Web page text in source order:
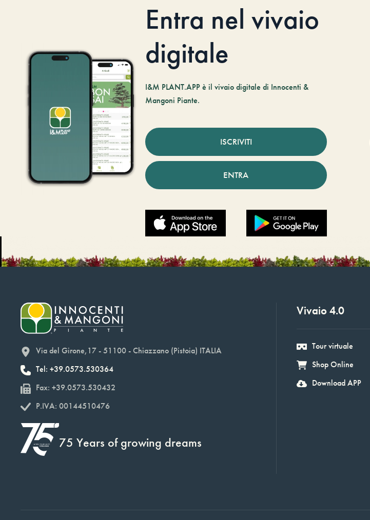
Entra nel vivaio
digitale
I&M PLANT.APP è il vivaio digitale di Innocenti &
Mangoni Piante.
ISCRIVITI
ENTRA
Via del Girone,17 - 51100 - Chiazzano (Pistoia) ITALIA
Tel: +39.0573.530364
Fax: +39.0573.530432
P.IVA: 00144510476
75 Years of growing dreams
Vivaio 4.0
Tour virtuale
Shop Online
Download APP